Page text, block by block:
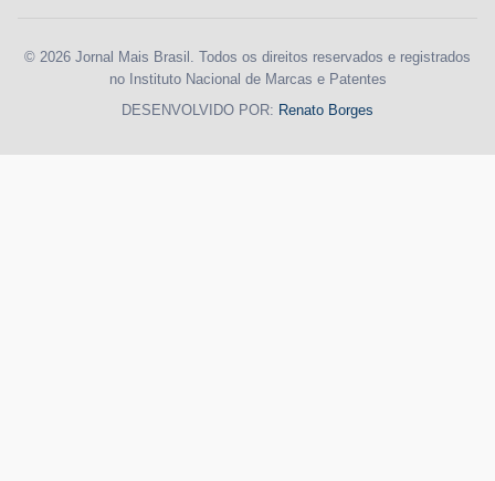
© 2026 Jornal Mais Brasil. Todos os direitos reservados e registrados
no Instituto Nacional de Marcas e Patentes
DESENVOLVIDO POR: Renato Borges